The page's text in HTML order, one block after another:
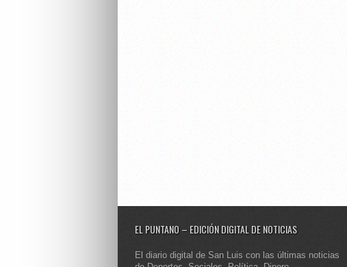
EL PUNTANO – EDICIÓN DIGITAL DE NOTICIAS
El diario digital de San Luis con las últimas noticias